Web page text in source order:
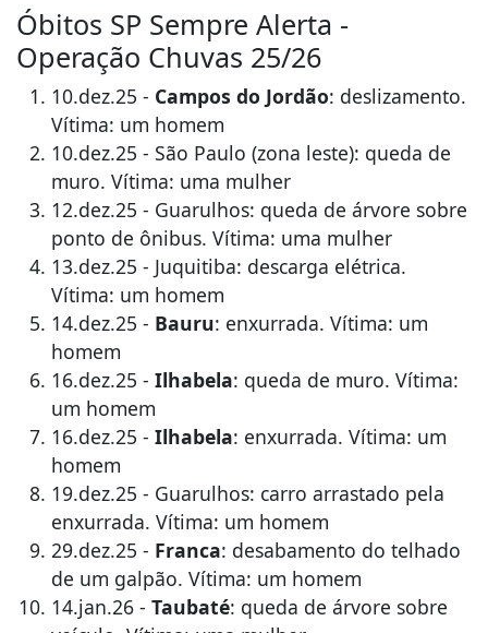
Óbitos SP Sempre Alerta -
Operação Chuvas 25/26
10.dez.25 - Campos do Jordão: deslizamento.
Vítima: um homem
10.dez.25 - São Paulo (zona leste): queda de
muro. Vítima: uma mulher
12.dez.25 - Guarulhos: queda de árvore sobre
ponto de ônibus. Vítima: uma mulher
13.dez.25 - Juquitiba: descarga elétrica.
Vítima: um homem
14.dez.25 - Bauru: enxurrada. Vítima: um
homem
16.dez.25 - Ilhabela: queda de muro. Vítima:
um homem
16.dez.25 - Ilhabela: enxurrada. Vítima: um
homem
19.dez.25 - Guarulhos: carro arrastado pela
enxurrada. Vítima: um homem
29.dez.25 - Franca: desabamento do telhado
de um galpão. Vítima: um homem
14.jan.26 - Taubaté: queda de árvore sobre